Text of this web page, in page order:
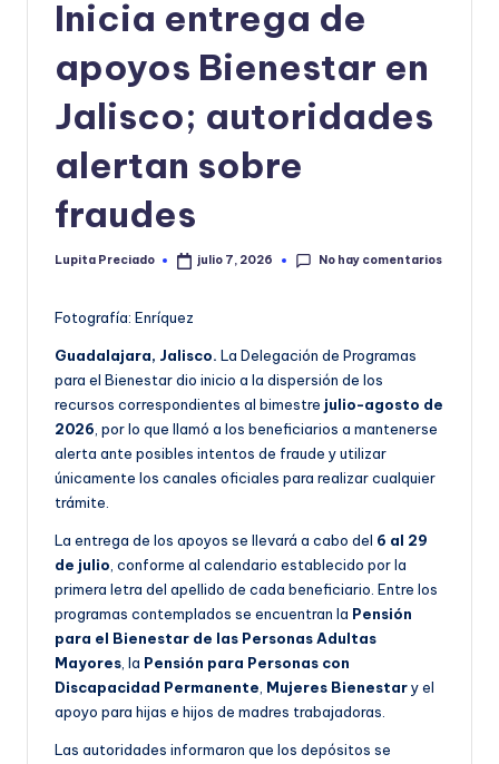
Inicia entrega de
apoyos Bienestar en
Jalisco; autoridades
alertan sobre
fraudes
Publicado
Lupita Preciado julio 7, 2026 No hay comentarios
Fotografía: Enríquez
Guadalajara, Jalisco. La Delegación de Programas
para el Bienestar dio inicio a la dispersión de los
recursos correspondientes al bimestre julio-agosto de
2026 , por lo que llamó a los beneficiarios a mantenerse
alerta ante posibles intentos de fraude y utilizar
únicamente los canales oficiales para realizar cualquier
trámite.
La entrega de los apoyos se llevará a cabo del 6 al 29
de julio , conforme al calendario establecido por la
primera letra del apellido de cada beneficiario. Entre los
programas contemplados se encuentran la Pensión
para el Bienestar de las Personas Adultas
Mayores , la Pensión para Personas con
Discapacidad Permanente Mujeres Bienestary el
apoyo para hijas e hijos de madres trabajadoras.
Las autoridades informaron que los depósitos se